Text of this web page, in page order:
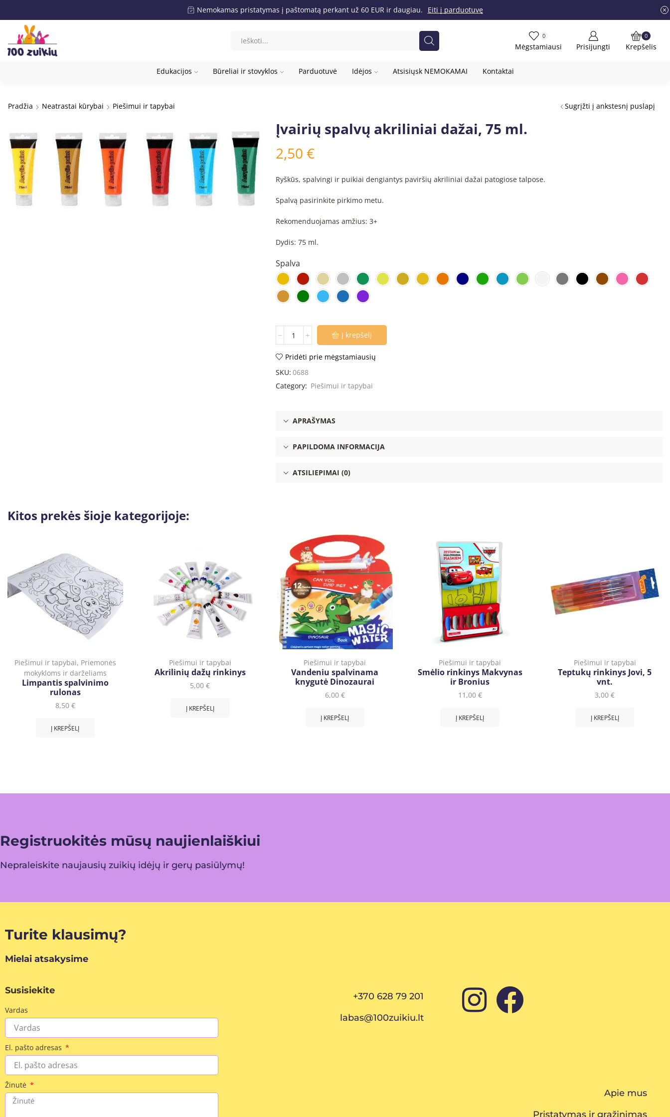
Nemokamas pristatymas į paštomatą perkant už 60 EUR ir daugiau. Eiti į parduotuvę
0
Mėgstamiausi Prisijungti
0
Krepšelis
Edukacijos Būreliai ir stovyklos Parduotuvė Idėjos Atsisiųsk NEMOKAMAI Kontaktai
Pradžia Neatrastai kūrybai Piešimui ir tapybai Sugrįžti į ankstesnį puslapį
Įvairių spalvų akriliniai dažai, 75 ml.
2,50 €
Ryškūs, spalvingi ir puikiai dengiantys paviršių akriliniai dažai patogiose talpose.
Spalvą pasirinkite pirkimo metu.
Rekomenduojamas amžius: 3+
Dydis: 75 ml.
Spalva
Į krepšelį
Pridėti prie mėgstamiausių
SKU: 0688
Category: Piešimui ir tapybai
APRAŠYMAS
PAPILDOMA INFORMACIJA
ATSILIEPIMAI (0)
Kitos prekės šioje kategorijoje:
Piešimui ir tapybai, Priemonės
mokykloms ir darželiams
Limpantis spalvinimo
rulonas
8,50 €
Į KREPŠELĮ
Piešimui ir tapybai
Akrilinių dažų rinkinys
5,00€
Į KREPŠELĮ
Piešimui ir tapybai
Vandeniu spalvinama
knygutė Dinozaurai
6,00 €
Į KREPŠELĮ
Piešimui ir tapybai
Smėlio rinkinys Makvynas
ir Bronius
11,00 €
Į KREPŠELĮ
Piešimui ir tapybai
Teptukų rinkinys Jovi, 5
vnt.
3,00€
Į KREPŠELĮ
Registruokitės mūsų naujienlaiškiui
Nepraleiskite naujausių zuikių idėjų ir gerų pasiūlymų!
Turite klausimų?
Mielai atsakysime
Susisiekite
Vardas
El. pašto adresas
Žinutė
+370 628 79 201
labas@100zuikiu.lt
Apie mus
Pristatymas ir grąžinimas